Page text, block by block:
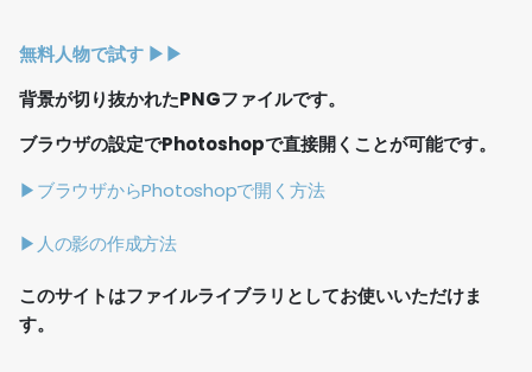
無料人物で試す ▶︎▶︎
背景が切り抜かれたPNGファイルです。
ブラウザの設定でPhotoshopで直接開くことが可能です。
▶ブラウザからPhotoshopで開く方法
▶人の影の作成方法
このサイトはファイルライブラリとしてお使いいただけま
す。